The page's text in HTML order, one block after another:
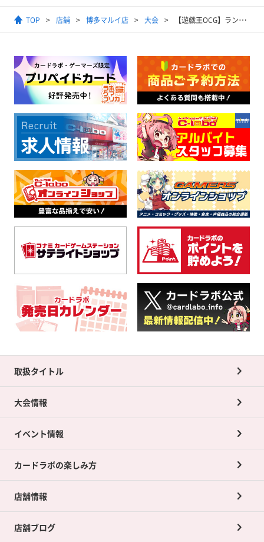
TOP 店舗 博多マルイ店 大会 【遊戯王OCG】ランキングデュエル（1デュエル戦）
取扱タイトル
大会情報
イベント情報
カードラボの楽しみ方
店舗情報
店舗ブログ